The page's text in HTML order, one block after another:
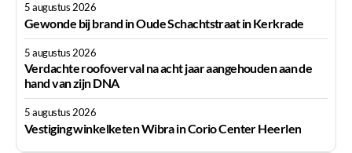
5 augustus 2026
Gewonde bij brand in Oude Schachtstraat in Kerkrade
5 augustus 2026
Verdachte roofoverval na acht jaar aangehouden aan de
hand van zijn DNA
5 augustus 2026
Vestiging winkelketen Wibra in Corio Center Heerlen